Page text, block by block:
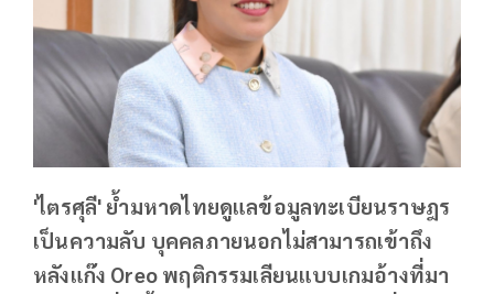
'ไตรศุลี' ย้ำมหาดไทยดูแลข้อมูลทะเบียนราษฎร
เป็นความลับ บุคคลภายนอกไม่สามารถเข้าถึง
หลังแก๊ง Oreo พฤติกรรมเลียนแบบเกมอ้างที่มา